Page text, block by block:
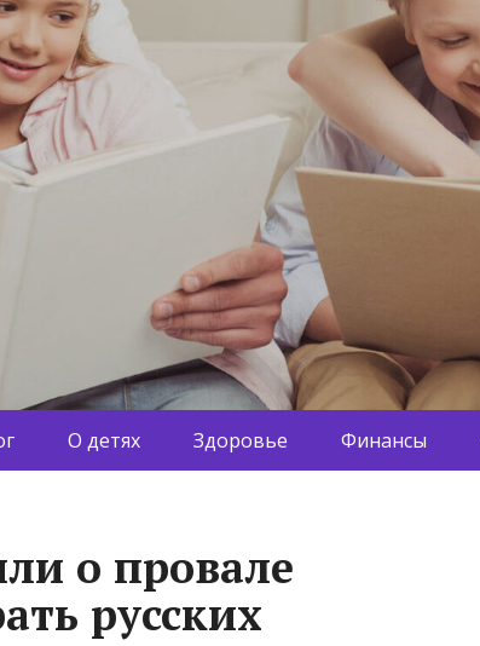
О детях Здоровье Финансы
о провале
русских